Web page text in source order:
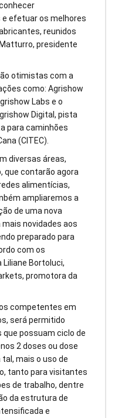
efetuar os melhores
reunidos
presidente
otimistas com a
como: Agrishow
Labs e o
Digital, pista
para caminhões
(CITEC).
diversas áreas,
que contarão agora
alimentícias,
ampliaremos a
de uma nova
mais novidades aos
preparado para
com os
Bortoluci,
promotora da
competentes em
será permitido
possuam ciclo de
2 doses ou dose
mais o uso de
tanto para visitantes
de trabalho, dentre
da estrutura de
e